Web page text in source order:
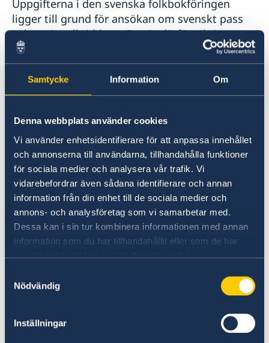
Samtycke Information Om
Denna webbplats använder cookies
Vi använder enhetsidentifierare för att anpassa innehållet
och annonserna till användarna, tillhandahålla funktioner
för sociala medier och analysera vår trafik. Vi
vidarebefordrar även sådana identifierare och annan
information från din enhet till de sociala medier och
annons- och analysföretag som vi samarbetar med.
Dessa kan i sin tur kombinera informationen med annan
information som du har tillhandahållit eller som de har
samlat in när du har använt deras tjänster.
Nödvändig
Inställningar
Resa i landet
Uppgifterna i den svenska folkbokföringen
ligger till grund för ansökan om svenskt pass
och nationellt id-kort. Det är därför viktigt att
passökanden i god tid före ansökan
kontrollerar med Skatteverket att rätt uppgifter
är införda. Se vidare på hemsidorna för
Skattverket samt Polisen.
För passökanden som är född utomlands och
under 22 år finns särskilda bestämmelser
angående passets giltighetstid och det svenska
medborgarskapet.
Ytterligare information finns på
Migrationsverkets webbplats
gäller för alla länder. I vissa länder gäller